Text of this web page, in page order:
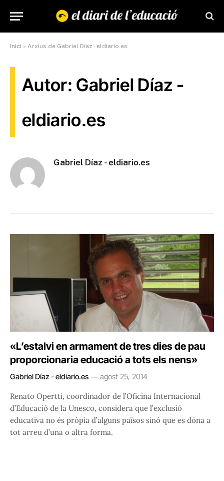
Inici » Arxius de Gabriel Díaz - eldiario.es
Autor: Gabriel Díaz -
eldiario.es
Gabriel Díaz - eldiario.es
«L’estalvi en armament de tres dies de pau
proporcionaria educació a tots els nens»
Gabriel Díaz - eldiario.es agost 25, 2014
Renato Opertti, coordinador de l’Oficina Internacional
d’Educació de la Unesco, considera que l’exclusió
educativa no és pròpia d’alguns països sinó que es dóna a
tot arreu d’una o altra forma.